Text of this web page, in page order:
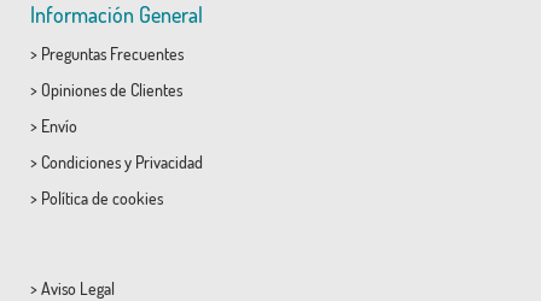
Información General
> Preguntas Frecuentes
> Opiniones de Clientes
> Envío
> Condicionesy Privacidad
> Política de cookies
> Aviso Legal